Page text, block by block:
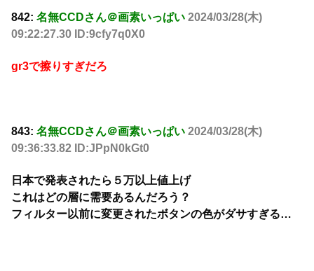
842: 名無CCDさん＠画素いっぱい 2024/03/28(木)
09:22:27.30 ID:9cfy7q0X0
gr3で擦りすぎだろ
843: 名無CCDさん＠画素いっぱい 2024/03/28(木)
09:36:33.82 ID:JPpN0kGt0
日本で発表されたら５万以上値上げ
これはどの層に需要あるんだろう？
フィルター以前に変更されたボタンの色がダサすぎる…